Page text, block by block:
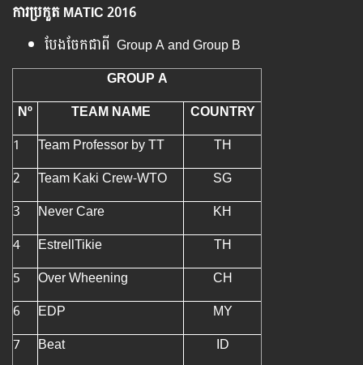
ការប្រកួត​ MATIC2016
បែង​ចែក​ជា​ពី​ Group A and Group B
GROUP A
Nº
TEAM NAME
COUNTRY
1
Team Professor by TT
TH
2
Team Kaki Crew-WTO
SG
3
Never Care
KH
4
EstrellTikie
TH
5
Over Wheening
CH
6
EDP
MY
7
Beat
ID